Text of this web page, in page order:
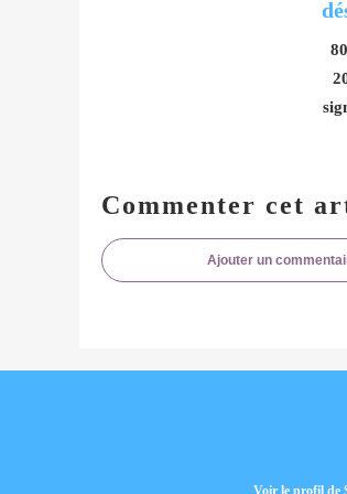
Commenter cet
Ajouter un
Voir le profil de